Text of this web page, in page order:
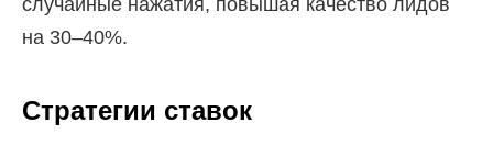
случайные нажатия, повышая качество лидов
на 30–40%.
Стратегии ставок